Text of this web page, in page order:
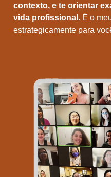
contexto, e te orientar
vida profissional. É o
estrategicamente para